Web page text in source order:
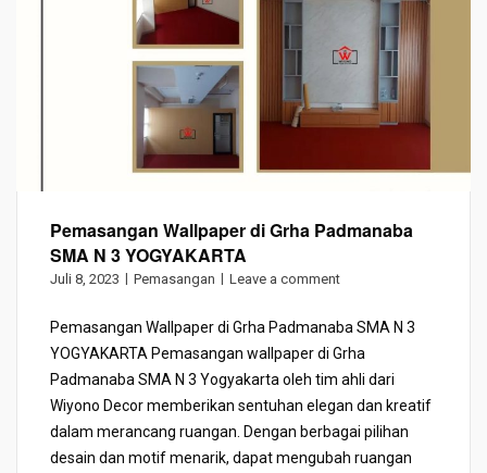
Pemasangan Wallpaper di Grha Padmanaba
SMA N 3 YOGYAKARTA
Juli 8, 2023 Pemasangan Leave a comment
Pemasangan Wallpaper di Grha Padmanaba SMA N 3
YOGYAKARTA Pemasangan wallpaper di Grha
Padmanaba SMA N 3 Yogyakarta oleh tim ahli dari
Wiyono Decor memberikan sentuhan elegan dan kreatif
dalam merancang ruangan. Dengan berbagai pilihan
desain dan motif menarik, dapat mengubah ruangan